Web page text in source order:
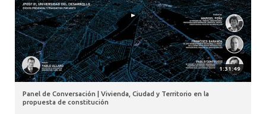
1:31:49
Panel de Conversación | Vivienda, Ciudad y Territorio en la
propuesta de constitución